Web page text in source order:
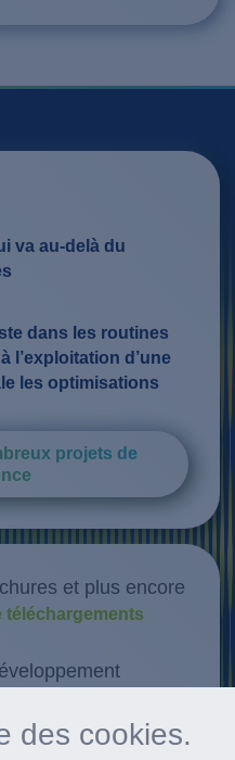
des cookies.
va au-delà du
dans les routines
l’exploitation d’une
les optimisations
projets de
et plus encore
téléchargements